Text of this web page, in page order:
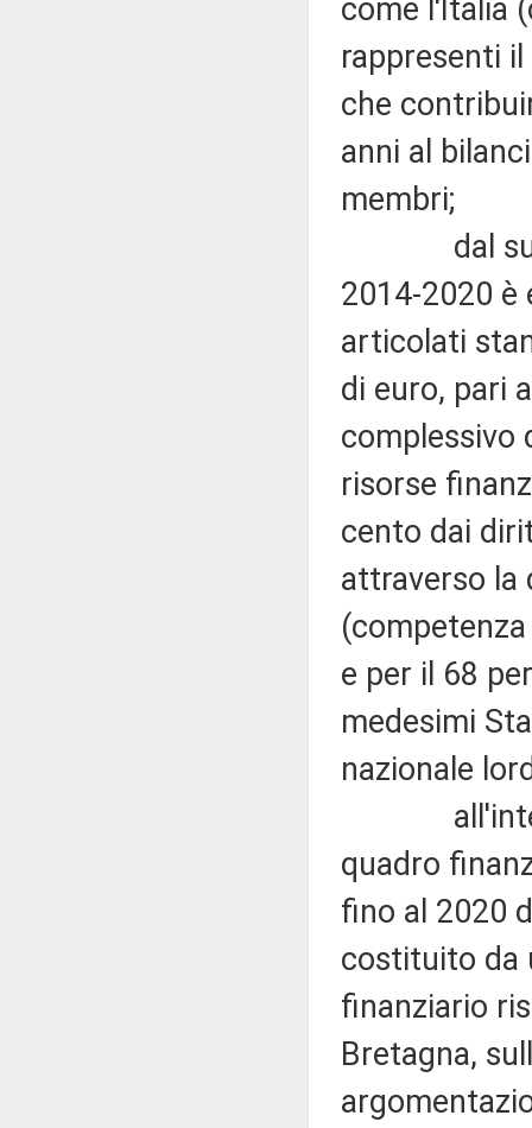
come l'Italia
rappresenti il
che
anni al
membri;
dal
2014-2020 è
articolati
di euro, pari
complessivo
risorse
cento dai
attraverso la
e per il 68
medesimi
nazionale
all'interno
quadro
fino al 2020
costituito da
finanziario
Bretagna,